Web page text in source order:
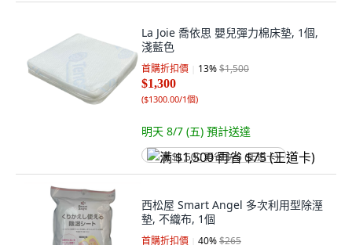
La Joie 喬依思 嬰兒彈力棉床墊, 1個,
淺藍色
首購折扣價 13%$1,500
$1,300
($1300.00/1個)
明天 8/7 (五) 預計送達
满 $1,500 再省 $75 (王道卡)
西松屋 Smart Angel 多次利用型除溼
墊, 不織布, 1個
首購折扣價 40%$265